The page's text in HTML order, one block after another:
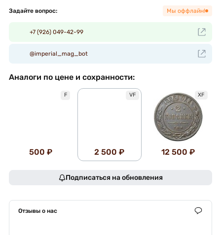
Задайте вопрос: Мы оффлайн!
+7 (926) 049-42-99
@imperial_mag_bot
Аналоги по цене и сохранности:
F
500 ₽
VF
2 500 ₽
XF
12 500 ₽
Подписаться на обновления
Отзывы о нас